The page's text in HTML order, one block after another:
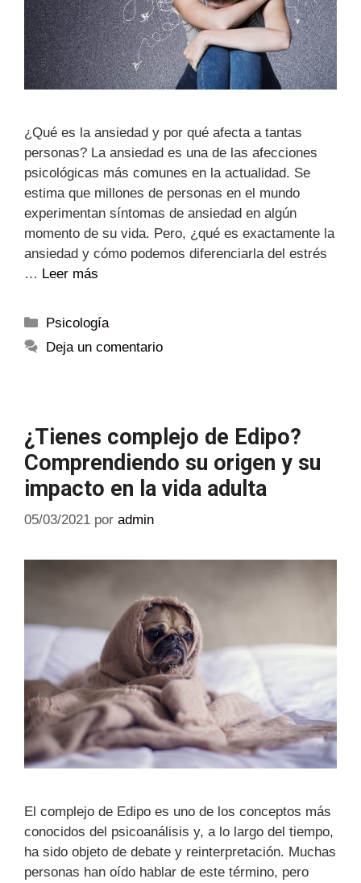
¿Qué es la ansiedad y por qué afecta a tantas
personas? La ansiedad es una de las afecciones
psicológicas más comunes en la actualidad. Se
estima que millones de personas en el mundo
experimentan síntomas de ansiedad en algún
momento de su vida. Pero, ¿qué es exactamente la
ansiedad y cómo podemos diferenciarla del estrés
… Leer más
Psicología
Deja un comentario
¿Tienes complejo de Edipo?
Comprendiendo su origen y su
impacto en la vida adulta
05/03/2021 por admin
El complejo de Edipo es uno de los conceptos más
conocidos del psicoanálisis y, a lo largo del tiempo,
ha sido objeto de debate y reinterpretación. Muchas
personas han oído hablar de este término, pero